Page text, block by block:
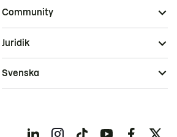
Community
Juridik
Svenska